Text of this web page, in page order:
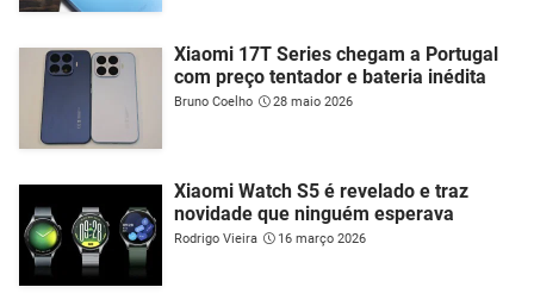
Xiaomi 17T Series chegam a Portugal
com preço tentador e bateria inédita
Bruno Coelho 28 maio 2026
Xiaomi Watch S5 é revelado e traz
novidade que ninguém esperava
Rodrigo Vieira 16 março 2026